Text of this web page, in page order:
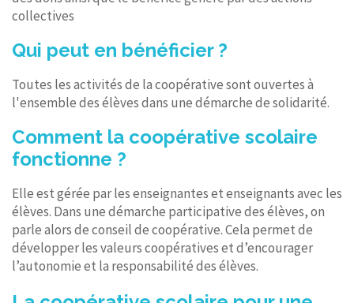
collectives
Qui peut en bénéficier ?
Toutes les activités de la coopérative sont ouvertes à
l'ensemble des élèves dans une démarche de solidarité.
Comment la coopérative scolaire
fonctionne ?
Elle est gérée par les enseignantes et enseignants avec les
élèves. Dans une démarche participative des élèves, on
parle alors de conseil de coopérative. Cela permet de
développer les valeurs coopératives et d’encourager
l’autonomie et la responsabilité des élèves.